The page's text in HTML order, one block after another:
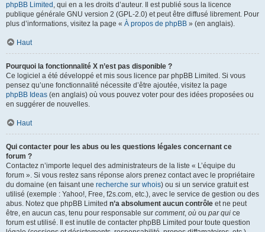
phpBB Limited , qui en a les droits d’auteur. Il est publié sous la licence
publique générale GNU version 2 (GPL-2.0) et peut être diffusé librement. Pour
plus d’informations, visitez la page « À propos de phpBB » (en anglais).
Haut
Pourquoi la fonctionnalité X n’est pas disponible ?
Ce logiciel a été développé et mis sous licence par phpBB Limited. Si vous
pensez qu’une fonctionnalité nécessite d’être ajoutée, visitez la page
phpBB Ideas (en anglais) où vous pouvez voter pour des idées proposées ou
en suggérer de nouvelles.
Haut
Qui contacter pour les abus ou les questions légales concernant ce
forum ?
Contactez n’importe lequel des administrateurs de la liste « L’équipe du
forum ». Si vous restez sans réponse alors prenez contact avec le propriétaire
du domaine (en faisant une recherche sur whois) ou si un service gratuit est
utilisé (exemple : Yahoo!, Free, f2s.com, etc.), avec le service de gestion ou des
abus. Notez que phpBB Limited n’a absolument aucun contrôle et ne peut
être, en aucun cas, tenu pour responsable sur comment, où ou par qui ce
forum est utilisé. Il est inutile de contacter phpBB Limited pour toute question